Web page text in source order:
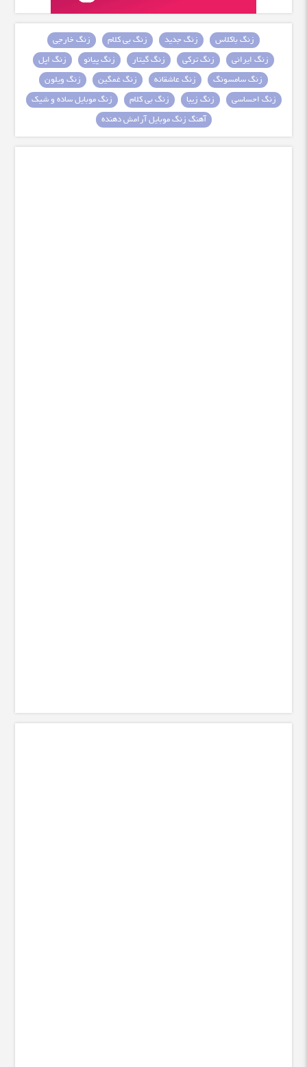
زنگ باکلاس زنگ جدید زنگ بی کلام
زنگ خارجی
زنگ ایرانی
زنگ ترکی زنگ گیتار زنگ پیانو
زنگ اپل
زنگ سامسونگ
زنگ عاشقانه زنگ غمگین
زنگ ویلون
زنگ احساسی
زنگ زیبا زنگ بی کلام
زنگ موبایل ساده و شیک
آهنگ زنگ موبایل آرامش دهنده